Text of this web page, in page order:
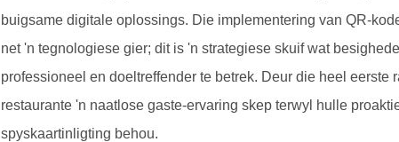
buigsame digitale oplossings. Die implementering van QR-
net 'n tegnologiese gier; dit is 'n strategiese skuif wat
professioneel en doeltreffender te betrek. Deur die heel eerste
restaurante 'n naatlose gaste-ervaring skep terwyl hulle
spyskaartinligting behou.